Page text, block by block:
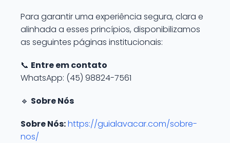
Para garantir uma experiência segura, clara e
alinhada a esses princípios, disponibilizamos
as seguintes páginas institucionais:
📞 Entre em contato
WhatsApp: (45) 98824-7561
🔹 Sobre Nós
Sobre Nós:https://guialavacar.com/sobre-
nos/